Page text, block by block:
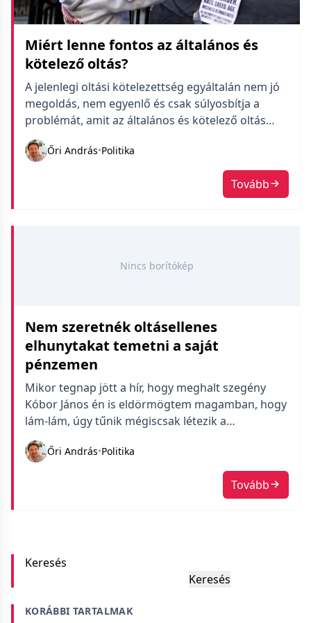
Miért lenne fontos az általános és
kötelező oltás?
A jelenlegi oltási kötelezettség egyáltalán nem jó
megoldás, nem egyenlő és csak súlyosbítja a
problémát, amit az általános és kötelező oltás
orvosolna.
Őri András•Politika
Tovább
Nincs borítókép
Nem szeretnék oltásellenes
elhunytakat temetni a saját
pénzemen
Mikor tegnap jött a hír, hogy meghalt szegény
Kóbor János én is eldörmögtem magamban, hogy
lám-lám, úgy tűnik mégiscsak létezik a
koronavírus, ugye, de nagyon sajnáltam. Én nem
vagyok Omega fan, de szere(t)tem a zenéjüket és
Kóbor egy ikon volt. Hosszan vitatkoztam aznap a
barátommal, hogy attól, mert vírustagadó
baromságokat mondott még lehet sajnálni, a […]
Őri András•Politika
Tovább
Keresés
Keresés
KORÁBBI TARTALMAK